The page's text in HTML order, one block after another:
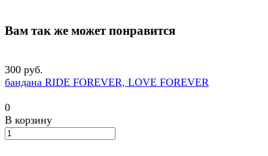
Вам так же может понравится
300 руб.
бандана RIDE FOREVER, LOVE FOREVER
0
В корзину